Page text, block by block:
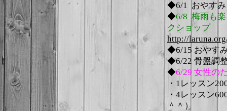
◆6/1 おやすみ
◆6/8 梅雨も
クショップ
http://
◆6/15 おやす
◆6/22 骨盤調
◆6/29 女性の
・1レッスン
・4レッスン
＾＾）